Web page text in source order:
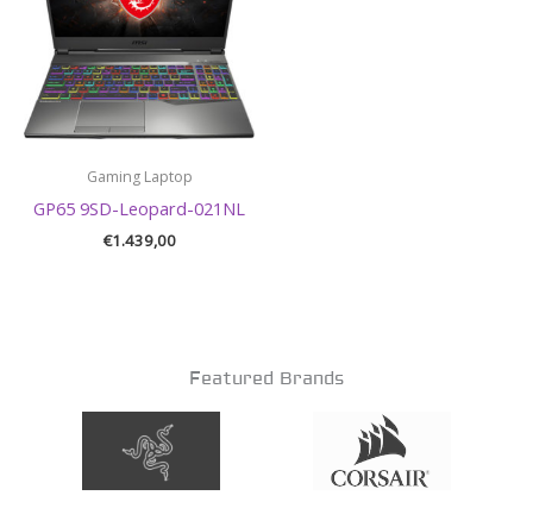
Gaming Laptop
GP65 9SD-Leopard-021NL
€1.439,00
Featured Brands